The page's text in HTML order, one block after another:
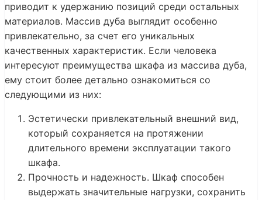
приводит к удержанию позиций среди остальных
материалов. Массив дуба выглядит особенно
привлекательно, за счет его уникальных
качественных характеристик. Если человека
интересуют преимущества шкафа из массива дуба,
ему стоит более детально ознакомиться со
следующими из них:
Эстетически привлекательный внешний вид,
который сохраняется на протяжении
длительного времени эксплуатации такого
шкафа.
Прочность и надежность. Шкаф способен
выдержать значительные нагрузки, сохранить